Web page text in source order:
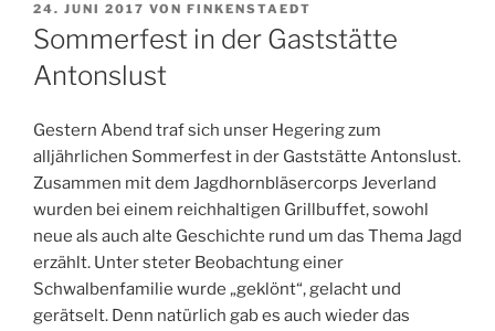
VERÖFFENTLICHT
AM
24. JUNI 2017 VON FINKENSTAEDT
Sommerfest in der Gaststätte
Antonslust
Gestern Abend traf sich unser Hegering zum
alljährlichen Sommerfest in der Gaststätte Antonslust.
Zusammen mit dem Jagdhornbläsercorps Jeverland
wurden bei einem reichhaltigen Grillbuffet, sowohl
neue als auch alte Geschichte rund um das Thema Jagd
erzählt. Unter steter Beobachtung einer
Schwalbenfamilie wurde „geklönt“, gelacht und
gerätselt. Denn natürlich gab es auch wieder das